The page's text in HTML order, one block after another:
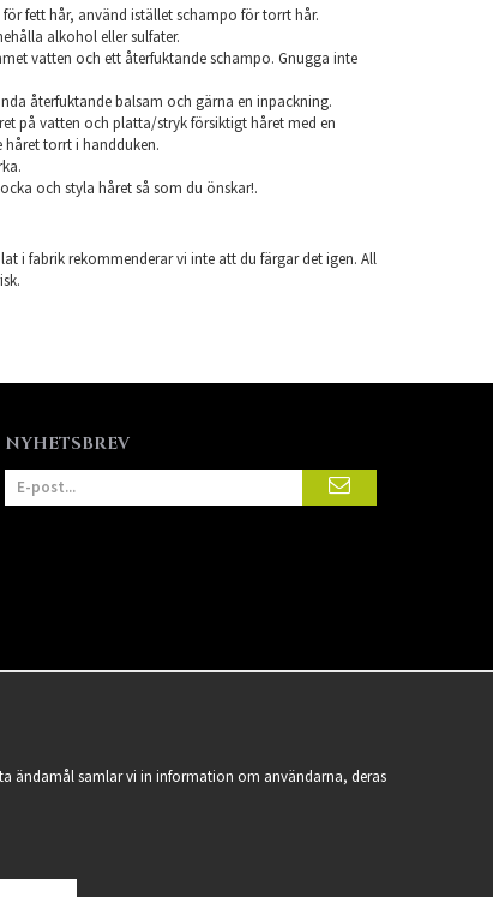
fett hår, använd istället schampo för torrt hår.
alkohol eller sulfater.
vatten och ett återfuktande schampo. Gnugga inte
återfuktande balsam och gärna en inpackning.
på vatten och platta/stryk försiktigt håret med en
torrt i handduken.
och styla håret så som du önskar!.
i fabrik rekommenderar vi inte att du färgar det igen. All
NYHETSBREV
ändamål samlar vi in information om användarna, deras